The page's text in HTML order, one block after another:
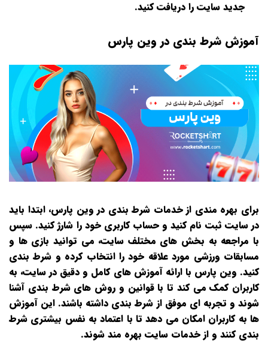
جدید سایت را دریافت کنید.
آموزش شرط بندی در وین پارس
برای بهره‌ مندی از خدمات شرط‌ بندی در وین پارس، ابتدا باید
در سایت ثبت‌ نام کنید و حساب کاربری خود را شارژ کنید. سپس
با مراجعه به بخش‌ های مختلف سایت، می‌ توانید بازی‌ ها و
مسابقات ورزشی مورد علاقه خود را انتخاب کرده و شرط‌ بندی
کنید. وین پارس با ارائه آموزش‌ های کامل و دقیق در سایت، به
کاربران کمک می‌ کند تا با قوانین و روش‌ های شرط‌ بندی آشنا
شوند و تجربه‌ ای موفق از شرط‌ بندی داشته باشند. این آموزش‌
ها به کاربران امکان می‌ دهد تا با اعتماد به نفس بیشتری شرط‌
بندی کنند و از خدمات سایت بهره‌ مند شوند.